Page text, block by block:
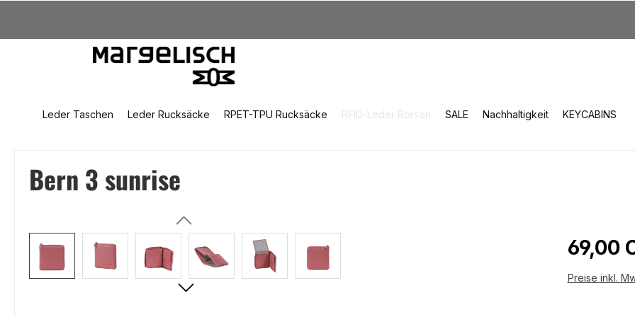
Leder Taschen Leder Rucksäcke RPET-TPU Rucksäcke RFID-Leder Börsen SALE Nachhaltigkeit KEYCABINS
Bern 3 sunrise
Bildergalerie überspringen
69,00
Preise inkl.